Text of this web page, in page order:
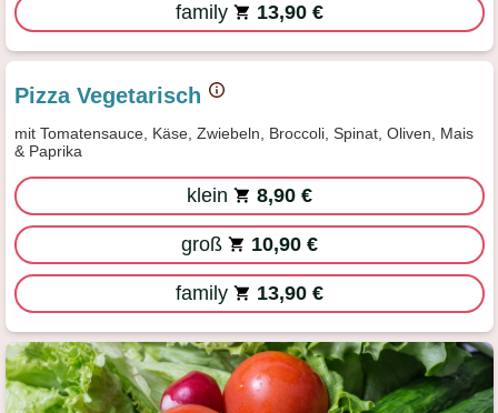
family 13,90 €
Pizza Vegetarisch
mit Tomatensauce, Käse, Zwiebeln, Broccoli, Spinat, Oliven, Mais
& Paprika
klein 8,90 €
groß 10,90 €
family 13,90 €